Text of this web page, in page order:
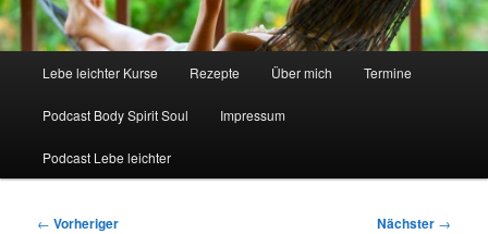
Lebe leichter Kurse Rezepte Über mich Termine
Podcast Body Spirit Soul Impressum
Podcast Lebe leichter
Beitragsnavigation
← Vorheriger Nächster →